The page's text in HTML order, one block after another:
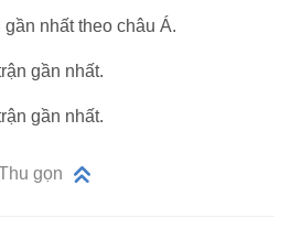
nhất theo châu Á.
gần nhất.
gần nhất.
gọn